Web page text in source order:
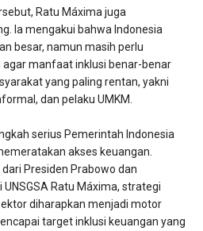
Ratu Máxima juga
Ia mengakui bahwa Indonesia
besar, namun masih perlu
manfaat inklusi benar-benar
yang paling rentan, yakni
dan pelaku UMKM.
serius Pemerintah Indonesia
akses keuangan.
Presiden Prabowo dan
Ratu Máxima, strategi
diharapkan menjadi motor
target inklusi keuangan yang